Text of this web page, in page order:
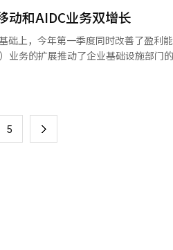
汽车电子、电池、HVAC和工业解决
争力。
。GPU已成为AI学习和推理的必备设
出口进行战略性管控，正是基于
歌正在从搜索企业向AI平台企业转
曾对以搜索广告为中心的商业模式在
同时拥有数据、算法和云基础设施的
更是现代消费文化的象征。④ 微软微软
迅速占领企业市场。微软已从过去
音、服用褪黑激素，甚至写睡眠日记
的团队长一同来到这里，彼此都了
“即使想休息躺下，也会拿起手机，
着我。”想象着女朋友在草地外某处注
小时58分钟，位居OECD倒数。这个
道经人工智能（AI）系统翻译与编辑。
继续生产供出口的电视与家电产品。
。 三星电子于1992年中韩建交当时
在苏州成立生产法人。 进入2000年以后，三
冰箱定价达普通冰箱的10倍但仍
名演员全智贤担任广告代言人，“全
动和AIDC业务双增长
上，今年第一季度同时改善了盈利
务的扩展推动了企业基础设施部门
万亿韩元，服务收入为3.037万亿韩元
期增长6.4%。MNO用户为2196.7万，
长11.0%，普及率达到84.2%。智能
韩元，同比增长4.1%。互联网收入为
5 下